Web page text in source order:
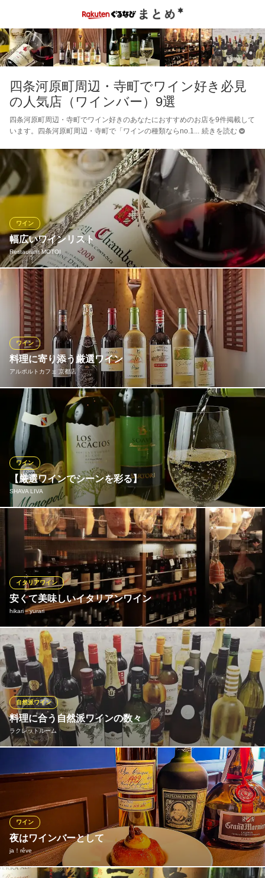
四条河原町周辺・寺町でワイン好き必見
の人気店（ワインバー）9選
四条河原町周辺・寺町でワイン好きのあなたにおすすめのお店を9件掲載して
います。四条河原町周辺・寺町で「ワインの種類ならno.1
続きを読む
幅広いワインリスト
Restaurant MOTOI
ワイン
世界各国から350種以上の厳選されたワインを用意。当店のシニア
ソムリエは、ブルゴーニュやボルドー、アルザスなどのワイナリ
ーを訪れ、生産者の思いと一緒にインポートする。幅広く自由な
愉しみ方を提供するため、飲み飽きしない1本から一皿に合わせた
ペアリングまでエスコートする。
Restaurant MOTOI
フレンチレストラン
地下鉄東西線京都市役所前駅1番出口 徒歩10分
京都府京都市中京区富小路二条下ル俵屋町186
料理に寄り添う厳選ワイン
アルポルトカフェ 京都店
ワイン
ワインを多く取り揃え、常時ボトル9種・グラス7種をご用意して
おります。季節を感じられるようシーズン毎に入れ替えますの
で、ご来店の度に新しい出会いをお楽しみいただけます。パスタ
やお肉、お魚にはもちろん、ドルチェに合わせるのもオススメ。
メニューブックには産地や味わいを記載しております。
アルポルトカフェ 京都店
京野菜の本格イタリアン
阪急京都線京都河原町駅 徒歩1分
京都府京都市下京区四条通河原町西入真町52 京都高島屋S.C ダイニングガーデン 京
回廊
【厳選ワインでシーンを彩る】
SHAVA LIVA
ワイン
シェフが丹精込めて調理した料理と共に…美酒に癒されてくださ
い。仕事帰りの一杯に、デート、記念日といった特別な日にお料
理を際立たせる一杯を添えて。料理に合う銘柄からワインだけ楽
しむ銘柄まで様々ございます。ワインは在庫以外にもご要望でお
取り寄せいたします。お気軽にお問い合わせください。
※こちらは昼のみのこだわりです。
SHAVA LIVA
モダンイタリアン
京都市営地下鉄東西線京都市役所前駅 徒歩1分
京都府京都市中京区河原町御池交差点南西角下がる FISビル1F
安くて美味しいイタリアンワイン
hikari－yurari
イタリアワイン
店主好みの安くて美味しいイタリアンワインを仕入価格+1500円
にてご用意しております。ワインを一層美味しくする自家製の生
ハムやサラミ、チーズなどを使った料理とともに、ゆっくりとし
た時間をお楽しみください。
hikari－yurari
イタリアワイン・料理
地下鉄東西線京都市役所前駅 徒歩5分
京都府京都市中京区押小路通麩屋町東入橘町611-1 バインオークトゥエルブB1
料理に合う自然派ワインの数々
ラクレットルーム
自然派ワイン
料理に合う多彩なワインを数多く取り揃えております。チーズと
ワインの愛称は抜群！是非、料理と一緒にお楽しみください！豊
富なワインを存分に堪能できる【時間無制限飲み放題】もありま
す！バルタイム（17:00〜23:00）で、厳選ワイン11種を含むビー
ル、ハイボール、カクテル他全40種を楽しめます！
ラクレットルーム
チーズと自然派ワイン
京阪本線清水五条駅 徒歩7分
夜はワインバーとして
ja！rêve
ワイン